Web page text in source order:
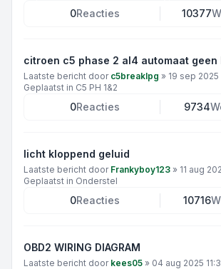
0Reacties 10377
citroen c5 phase 2 al4 automaat geen
Laatste bericht door c5breaklpg » 19 sep
Geplaatst in C5 PH 1&2
0Reacties 9734
licht kloppend geluid
Laatste bericht door Frankyboy123 » 11 aug
Geplaatst in Onderstel
0Reacties 10716
OBD2 WIRING DIAGRAM
Laatste bericht door kees05 » 04 aug 2025